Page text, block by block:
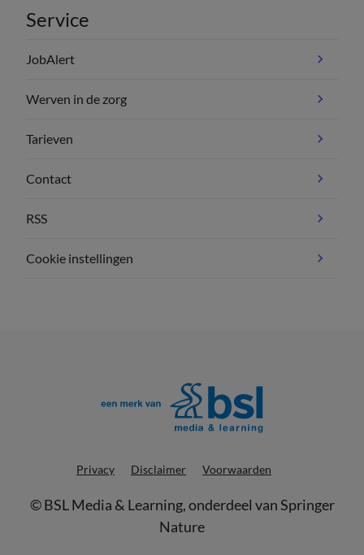
Service
JobAlert
Werven in de zorg
Tarieven
Contact
RSS
Cookie instellingen
Privacy Disclaimer Voorwaarden
©BSL Media & Learning, onderdeel vanSpringer
Nature